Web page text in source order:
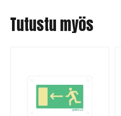
Tutustu myös